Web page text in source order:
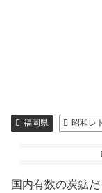
福岡県 昭和レ
国内有数の炭鉱